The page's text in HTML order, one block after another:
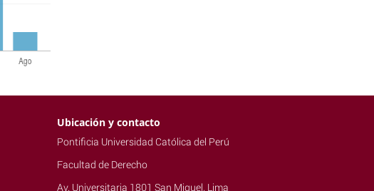
Ubicación y contacto
Pontificia Universidad Católica del Perú
Facultad de Derecho
Av. Universitaria 1801 San Miguel, Lima